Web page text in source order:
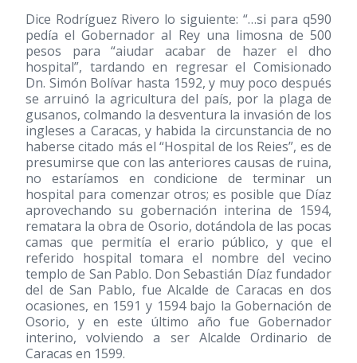
Dice Rodríguez Rivero lo siguiente: “…si para q590
pedía el Gobernador al Rey una limosna de 500
pesos para “aiudar acabar de hazer el dho
hospital”, tardando en regresar el Comisionado
Dn. Simón Bolívar hasta 1592, y muy poco después
se arruinó la agricultura del país, por la plaga de
gusanos, colmando la desventura la invasión de los
ingleses a Caracas, y habida la circunstancia de no
haberse citado más el “Hospital de los Reies”, es de
presumirse que con las anteriores causas de ruina,
no estaríamos en condicione de terminar un
hospital para comenzar otros; es posible que Díaz
aprovechando su gobernación interina de 1594,
rematara la obra de Osorio, dotándola de las pocas
camas que permitía el erario público, y que el
referido hospital tomara el nombre del vecino
templo de San Pablo. Don Sebastián Díaz fundador
del de San Pablo, fue Alcalde de Caracas en dos
ocasiones, en 1591 y 1594 bajo la Gobernación de
Osorio, y en este último año fue Gobernador
interino, volviendo a ser Alcalde Ordinario de
Caracas en 1599.